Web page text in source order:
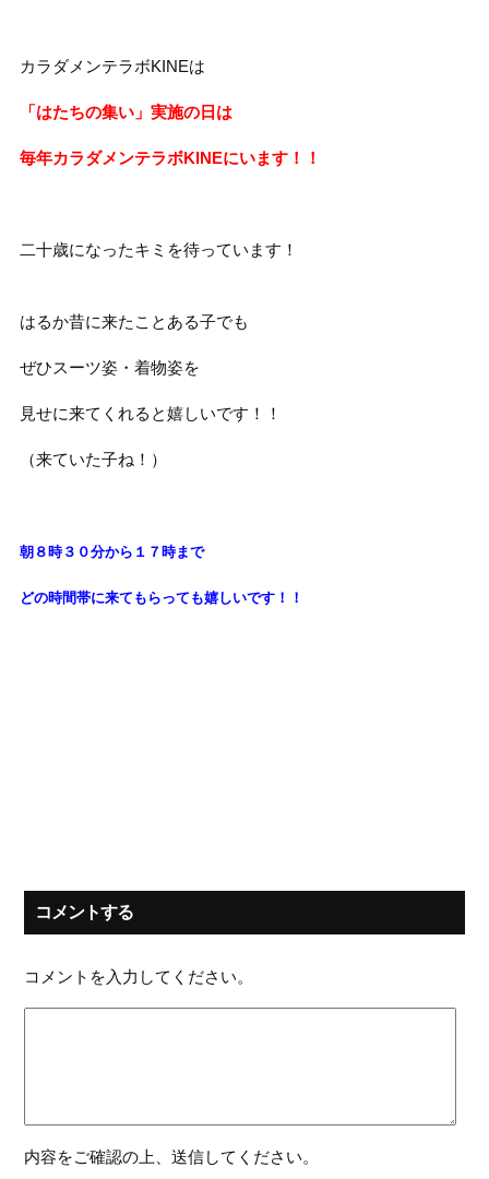
カラダメンテラボKINEは
「はたちの集い」実施の日は
毎年カラダメンテラボKINEにいます！！
二十歳になったキミを待っています！
はるか昔に来たことある子でも
ぜひスーツ姿・着物姿を
見せに来てくれると嬉しいです！！
（来ていた子ね！）
朝８時３０分から１７時まで
どの時間帯に来てもらっても嬉しいです！！
コメントする
コメントを入力してください。
内容をご確認の上、送信してください。